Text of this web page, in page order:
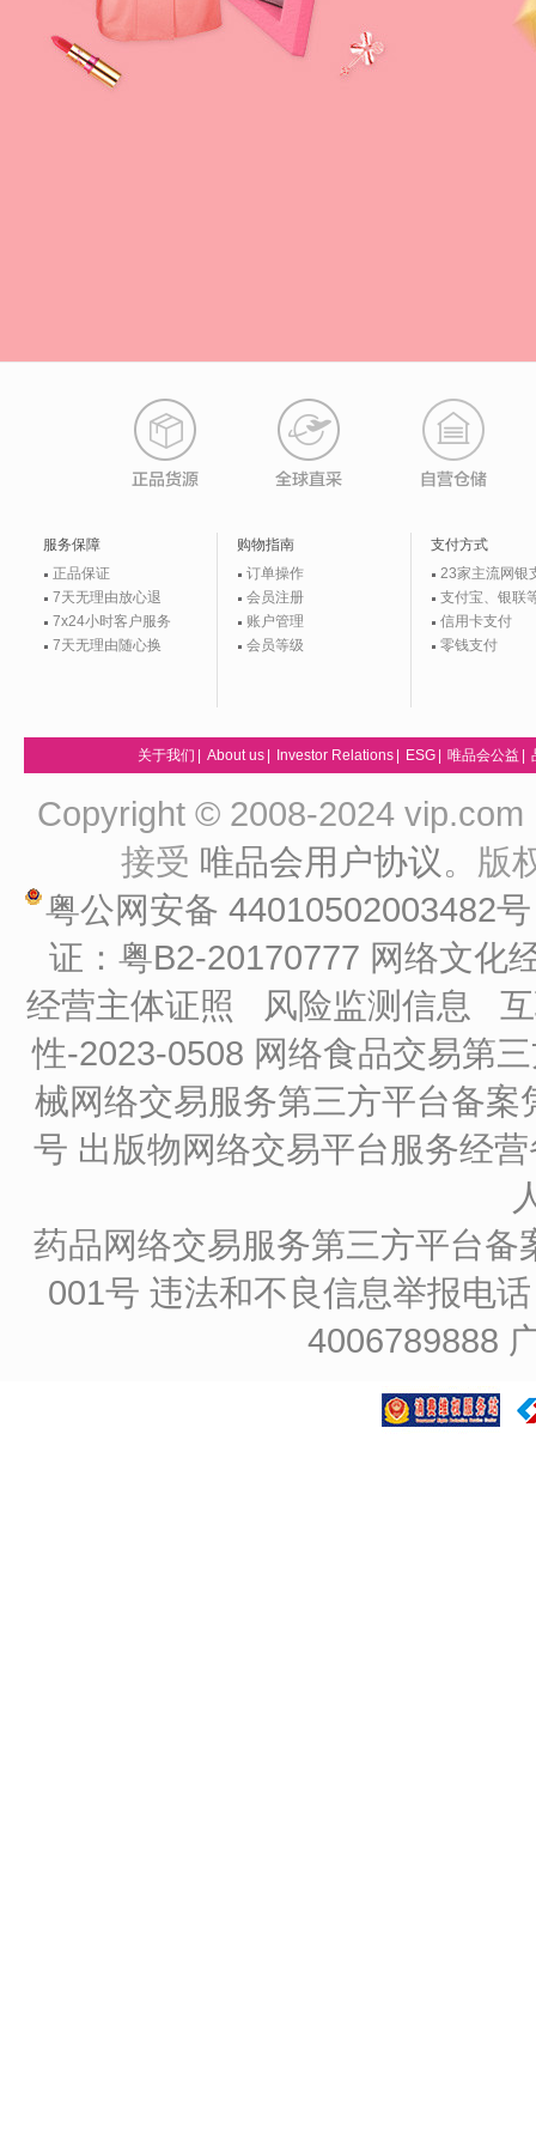
服务保障
正品保证
7天无理由放心退
7x24小时客户服务
7天无理由随心换
购物指南
订单操作
会员注册
账户管理
会员等级
支付方式
23家主流网银
支付宝、银联
信用卡支付
零钱支付
关于我们 About us Investor Relations ESG 唯品会公益
Copyright © 2008-2024
接受 唯品会用户协议。版
粤公网安备 44010502003482
证：粤B2-20170777 网络文化
经营主体证照
风险监测信息
性-2023-0508 网络食品交易第
械网络交易服务第三方平台备
号 出版物网络交易平台服务经
药品网络交易服务第三方平台
001号 违法和不良信息举报电
4006789888